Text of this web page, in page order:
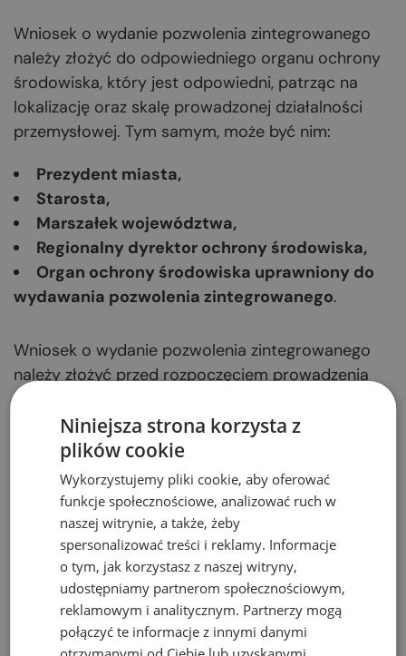
Wniosek o wydanie pozwolenia zintegrowanego
należy złożyć do odpowiedniego organu ochrony
środowiska, który jest odpowiedni, patrząc na
lokalizację oraz skalę prowadzonej działalności
przemysłowej. Tym samym, może być nim:
Prezydent miasta,
Starosta,
Marszałek województwa,
Regionalny dyrektor ochrony środowiska,
Organ ochrony środowiska uprawniony do
wydawania pozwolenia zintegrowanego.
Wniosek o wydanie pozwolenia zintegrowanego
należy złożyć przed rozpoczęciem prowadzenia
działalności z zastosowaniem konkretnej instalacji
wymagającej pozwolenia zintegrowanego.
Instalacja może być użytkowana dopiero po
uzyskania pozwolenia zintegrowanego. W
niektórych przypadkach dopuszczalne jest
prowadzenie próbnych rozruchów i testów
maszyn i urządzeń bez pozwolenia
zintegrowanego, jednak bez prowadzenia
komercyjnej, regularnej produkcji.
Niniejsza strona korzysta z
plików cookie
Wykorzystujemy pliki cookie, aby oferować
funkcje społecznościowe, analizować ruch w
naszej witrynie, a także, żeby
spersonalizować treści i reklamy. Informacje
o tym, jak korzystasz z naszej witryny,
udostępniamy partnerom społecznościowym,
reklamowym i analitycznym. Partnerzy mogą
połączyć te informacje z innymi danymi